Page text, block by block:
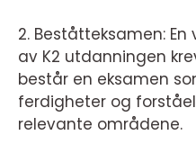
2. Beståtteksamen:
av K2 utdanningen
består en eksamen
ferdigheter og
relevante områdene.